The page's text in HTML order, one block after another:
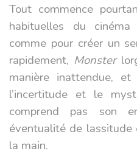
Tout commence
habituelles du
comme pour créer un
rapidement, Monster
manière inattendue,
l’incertitude et le
comprend pas son
éventualité de
la main.